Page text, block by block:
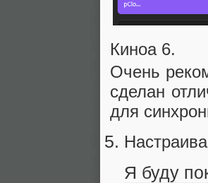
Киноа 6.
Очень
сделан
для
Я буду